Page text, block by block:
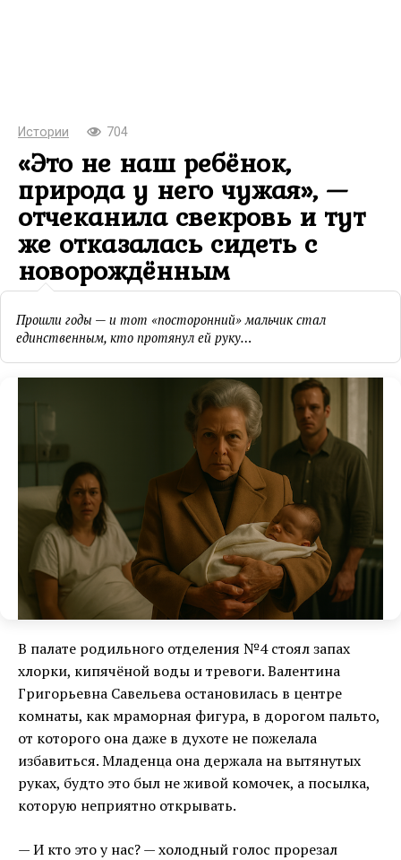
Истории 704
«Это не наш ребёнок,
природа у него чужая», —
отчеканила свекровь и тут
же отказалась сидеть с
новорождённым
Прошли годы — и тот «посторонний» мальчик стал
единственным, кто протянул ей руку…
В палате родильного отделения №4 стоял запах
хлорки, кипячёной воды и тревоги. Валентина
Григорьевна Савельева остановилась в центре
комнаты, как мраморная фигура, в дорогом пальто,
от которого она даже в духоте не пожелала
избавиться. Младенца она держала на вытянутых
руках, будто это был не живой комочек, а посылка,
которую неприятно открывать.
— И кто это у нас? — холодный голос прорезал